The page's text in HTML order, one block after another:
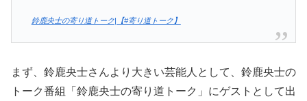
鈴鹿央士の寄り道トーク|【#寄り道トーク】
まず、鈴鹿央士さんより大きい芸能人として、鈴鹿央士の
トーク番組「鈴鹿央士の寄り道トーク」にゲストとして出